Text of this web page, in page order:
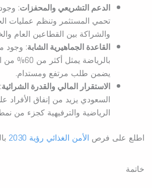
الدعم التشريعي والمحفزات:
تحمي المستثمر وتنظم عمليات
والشراكة بين القطاعين العام
القاعدة الجماهيرية الشابة: وجود
بالرياضة يمثل
يضمن طلب مرتفع ومستدام.
الاستقرار المالي والقدرة الشرائية
السعودي يزيد من إنفاق الأفراد
الرياضية والترفيهية كجزء من
اطلع على فرص الأمن الغذائي رؤية 2030
خاتمة